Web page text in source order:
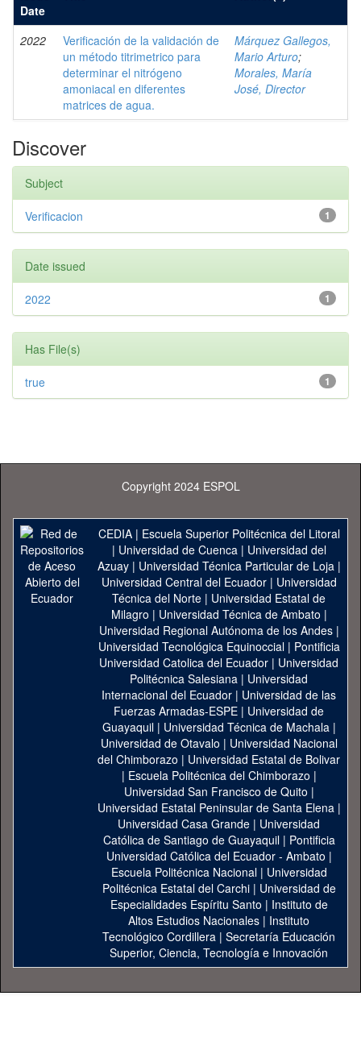
Date
2022
Verificación de la validación de
un método titrimetrico para
determinar el nitrógeno
amoniacal en diferentes
matrices de agua.
Márquez Gallegos,
Mario Arturo;
Morales, María
José, Director
Discover
Subject
1
Verificacion
Date issued
1
2022
Has File(s)
1
true
Copyright 2024 ESPOL
CEDIA| Escuela Superior Politécnica del Litoral
| Universidad de Cuenca| Universidad del
Azuay| Universidad Técnica Particular de Loja|
Universidad Central del Ecuador| Universidad
Técnica del Norte | Universidad Estatal de
Milagro | Universidad Técnica de Ambato |
Universidad Regional Autónoma de los Andes|
Universidad Tecnológica Equinoccial| Pontificia
Universidad Catolica del Ecuador | Universidad
Politécnica Salesiana | Universidad
Internacional del Ecuador | Universidad de las
Fuerzas Armadas-ESPE | Universidad de
Guayaquil| Universidad Técnica de Machala|
Universidad de Otavalo | Universidad Nacional
del Chimborazo | Universidad Estatal de Bolivar
| Escuela Politécnica del Chimborazo |
Universidad San Francisco de Quito |
Universidad Estatal Peninsular de Santa Elena|
Universidad Casa Grande | Universidad
Católica de Santiago de Guayaquil| Pontificia
Universidad Católica del Ecuador - Ambato |
Escuela Politécnica Nacional| Universidad
Politécnica Estatal del Carchi| Universidad de
Especialidades Espíritu Santo | Instituto de
Altos Estudios Nacionales | Instituto
Tecnológico Cordillera | Secretaría Educación
Superior, Ciencia, Tecnología e Innovación